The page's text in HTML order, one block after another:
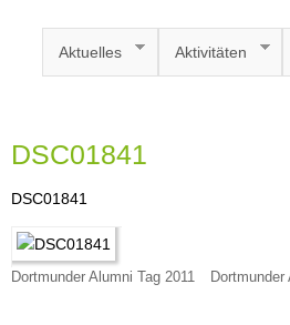
Aktuelles Aktivitäten
DSC01841
DSC01841
Dortmunder Alumni Tag 2011 Dortmunder